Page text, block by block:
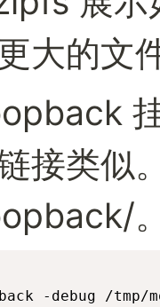
大的文
接类似
-debug /